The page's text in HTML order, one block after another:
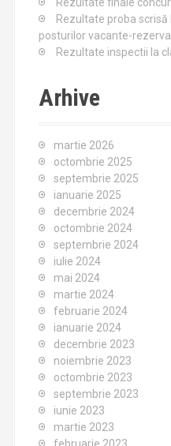
Rezultate proba scrisă
posturilor vacante-
Rezultate inspectii la
Arhive
martie 2026
octombrie 2025
septembrie 2025
ianuarie 2025
decembrie 2024
octombrie 2024
septembrie 2024
iulie 2024
mai 2024
martie 2024
februarie 2024
ianuarie 2024
decembrie 2023
noiembrie 2023
octombrie 2023
septembrie 2023
iunie 2023
martie 2023
februarie 2023